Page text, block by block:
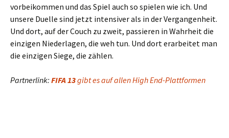
vorbeikommen und das Spiel auch so spielen wie ich. Und
unsere Duelle sind jetzt intensiver als in der Vergangenheit.
Und dort, auf der Couch zu zweit, passieren in Wahrheit die
einzigen Niederlagen, die weh tun. Und dort erarbeitet man
die einzigen Siege, die zählen.
Partnerlink: FIFA 13gibt es auf allen High End-Plattformen